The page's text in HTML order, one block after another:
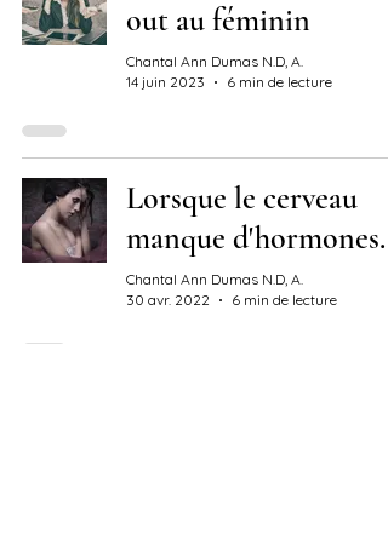
out au féminin
Chantal Ann Dumas N.D, A.
14 juin 2023
6 min de lecture
Lorsque le cerveau
manque d'hormones...
Chantal Ann Dumas N.D, A.
30 avr. 2022
6 min de lecture